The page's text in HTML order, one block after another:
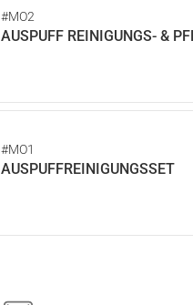
#MO2
AUSPUFF REINIGUNGS- &
#MO1
AUSPUFFREINIGUNGSSET